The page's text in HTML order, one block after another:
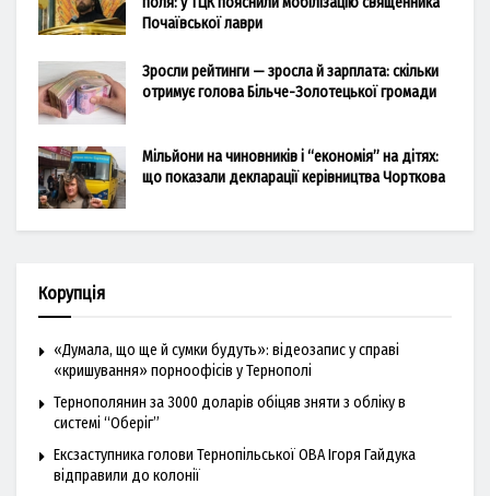
Почаївської лаври
Зросли рейтинги — зросла й зарплата: скільки
отримує голова Більче-Золотецької громади
Мільйони на чиновників і “економія” на дітях:
що показали декларації керівництва Чорткова
Корупція
«Думала, що ще й сумки будуть»: відеозапис у справі
«кришування» порноофісів у Тернополі
Тернополянин за 3000 доларів обіцяв зняти з обліку в
системі “Оберіг”
Ексзаступника голови Тернопільської ОВА Ігоря Гайдука
відправили до колонії